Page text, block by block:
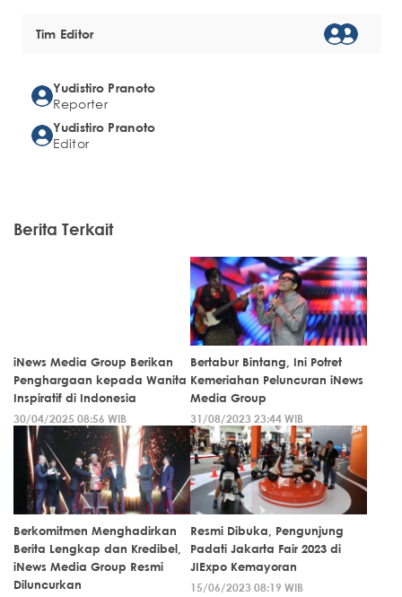
Tim Editor
Yudistiro Pranoto
Reporter
Yudistiro Pranoto
Editor
Berita Terkait
iNews Media Group Berikan
Penghargaan kepada Wanita
Inspiratif di Indonesia
30/04/2025 08:56 WIB
Bertabur Bintang, Ini Potret
Kemeriahan Peluncuran iNews
Media Group
31/08/2023 23:44 WIB
Berkomitmen Menghadirkan
Berita Lengkap dan Kredibel,
iNews Media Group Resmi
Diluncurkan
Resmi Dibuka, Pengunjung
Padati Jakarta Fair 2023 di
JIExpo Kemayoran
15/06/2023 08:19 WIB